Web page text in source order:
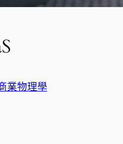
業物理學